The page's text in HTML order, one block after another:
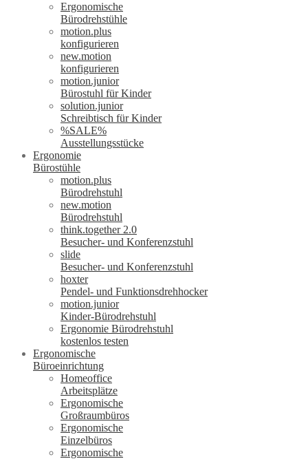
Ergonomische
Bürodrehstühle
motion.plus
konfigurieren
new.motion
konfigurieren
motion.junior
Bürostuhl für Kinder
solution.junior
Schreibtisch für Kinder
%SALE%
Ausstellungsstücke
Ergonomie
Bürostühle
motion.plus
Bürodrehstuhl
new.motion
Bürodrehstuhl
think.together 2.0
Besucher- und Konferenzstuhl
slide
Besucher- und Konferenzstuhl
hoxter
Pendel- und Funktionsdrehhocker
motion.junior
Kinder-Bürodrehstuhl
Ergonomie Bürodrehstuhl
kostenlos testen
Ergonomische
Büroeinrichtung
Homeoffice
Arbeitsplätze
Ergonomische
Großraumbüros
Ergonomische
Einzelbüros
Ergonomische